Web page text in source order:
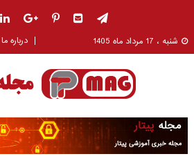
شنبه ، 17 مرداد ماه 1405 درباره ما